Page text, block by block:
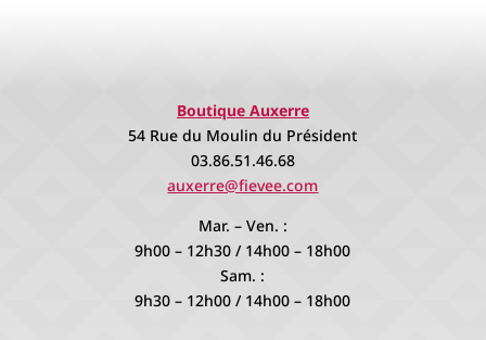
Boutique Auxerre
54 Rue du Moulin du Président
03.86.51.46.68
auxerre@fievee.com
Mar. – Ven. :
9h00 – 12h30 / 14h00 – 18h00
Sam. :
9h30 – 12h00 / 14h00 – 18h00